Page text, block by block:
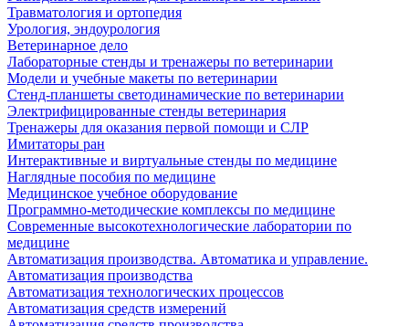
Травматология и ортопедия
Урология, эндоурология
Ветеринарное дело
Лабораторные стенды и тренажеры по ветеринарии
Модели и учебные макеты по ветеринарии
Стенд-планшеты светодинамические по ветеринарии
Электрифицированные стенды ветеринария
Тренажеры для оказания первой помощи и СЛР
Имитаторы ран
Интерактивные и виртуальные стенды по медицине
Наглядные пособия по медицине
Медицинское учебное оборудование
Программно-методические комплексы по медицине
Современные высокотехнологические лаборатории по
медицине
Автоматизация производства. Автоматика и управление.
Автоматизация производства
Автоматизация технологических процессов
Автоматизация средств измерений